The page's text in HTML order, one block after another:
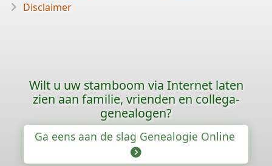
Disclaimer
Wilt u uw stamboom via Internet laten
zien aan familie, vrienden en collega-
genealogen?
Ga eens aan de slag Genealogie Online